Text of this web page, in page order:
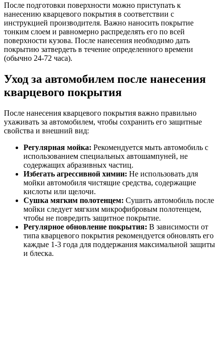
После подготовки поверхности можно приступать к
нанесению кварцевого покрытия в соответствии с
инструкцией производителя. Важно наносить покрытие
тонким слоем и равномерно распределять его по всей
поверхности кузова. После нанесения необходимо дать
покрытию затвердеть в течение определенного времени
(обычно 24-72 часа).
Уход за автомобилем после нанесения
кварцевого покрытия
После нанесения кварцевого покрытия важно правильно
ухаживать за автомобилем, чтобы сохранить его защитные
свойства и внешний вид:
Регулярная мойка: Рекомендуется мыть автомобиль с
использованием специальных автошампуней, не
содержащих абразивных частиц.
Избегать агрессивной химии: Не использовать для
мойки автомобиля чистящие средства, содержащие
кислоты или щелочи.
Сушка мягким полотенцем: Сушить автомобиль после
мойки следует мягким микрофибровым полотенцем,
чтобы не повредить защитное покрытие.
Регулярное обновление покрытия: В зависимости от
типа кварцевого покрытия рекомендуется обновлять его
каждые 1-3 года для поддержания максимальной защиты
и блеска.